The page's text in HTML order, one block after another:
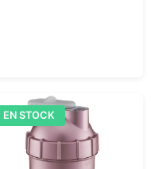
EN STOCK